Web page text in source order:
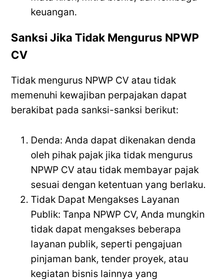
keuangan.
Sanksi Jika Tidak Mengurus NPWP
CV
Tidak mengurus NPWP CV atau tidak
memenuhi kewajiban perpajakan dapat
berakibat pada sanksi-sanksi berikut:
Denda: Anda dapat dikenakan denda
oleh pihak pajak jika tidak mengurus
NPWP CV atau tidak membayar pajak
sesuai dengan ketentuan yang berlaku.
Tidak Dapat Mengakses Layanan
Publik: Tanpa NPWP CV, Anda mungkin
tidak dapat mengakses beberapa
layanan publik, seperti pengajuan
pinjaman bank, tender proyek, atau
kegiatan bisnis lainnya yang